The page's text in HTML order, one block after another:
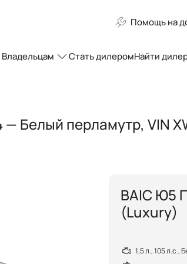
Помощь на
Владельцам Стать дилеромНайти
Белый перламутр, VIN
BAIC Ю5
(Luxury)
1,5 л., 105 л.с.,